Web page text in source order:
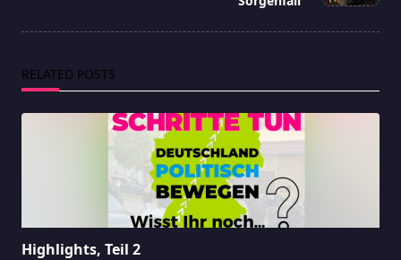
RELATED POSTS
Highlights, Teil 2